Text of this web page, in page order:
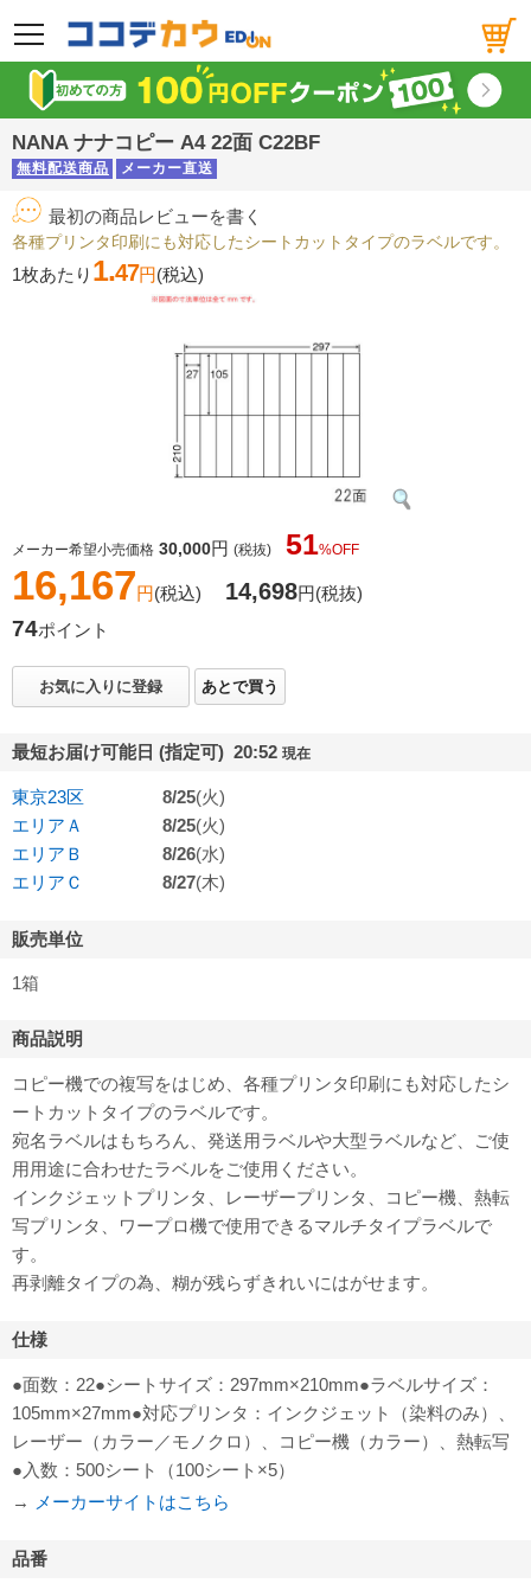
メニュー
NANA ナナコピー A4 22面 C22BF
無料配送商品 メーカー直送
最初の商品レビューを書く
各種プリンタ印刷にも対応したシートカットタイプのラベルです。
1枚あたり 1.47円(税込)
メーカー希望小売価格 30,000円 (税抜) 51%OFF
16,167円(税込) 14,698円(税抜)
74ポイント
お気に入りに登録 あとで買う
最短お届け可能日 (指定可) 20:52 現在
東京23区 8/25(火)
エリアＡ
8/25(火)
エリアＢ
8/26(水)
エリアＣ
8/27(木)
販売単位
1箱
商品説明
コピー機での複写をはじめ、各種プリンタ印刷にも対応したシ
ートカットタイプのラベルです。
宛名ラベルはもちろん、発送用ラベルや大型ラベルなど、ご使
用用途に合わせたラベルをご使用ください。
インクジェットプリンタ、レーザープリンタ、コピー機、熱転
写プリンタ、ワープロ機で使用できるマルチタイプラベルで
す。
再剥離タイプの為、糊が残らずきれいにはがせます。
仕様
●面数：22●シートサイズ：297mm×210mm●ラベルサイズ：
105mm×27mm●対応プリンタ：インクジェット（染料のみ）、
レーザー（カラー／モノクロ）、コピー機（カラー）、熱転写
●入数：500シート（100シート×5）
→
メーカーサイトはこちら
品番